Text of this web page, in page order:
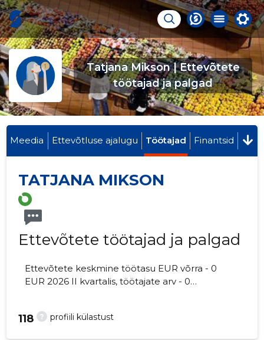
Tatjana Mikson | Ettevõtete
töötajad ja palgad
Meedia Ettevõtluse ajalugu Töötajad Finantsid
TATJANA MIKSON
Ettevõtete töötajad ja palgad
Ettevõtete keskmine töötasu EUR võrra - 0
EUR 2026 II kvartalis, töötajate arv - 0
? profiili külastust
118